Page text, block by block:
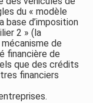
du « modèle
base d’imposition
2 » (la
de
financière de
que des crédits
financiers